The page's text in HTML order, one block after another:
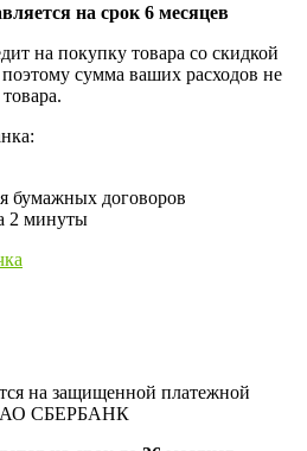
на срок 6 месяцев
на покупку товара со скидкой
сумма ваших расходов не
бумажных договоров
2 минуты
на защищенной платежной
СБЕРБАНК